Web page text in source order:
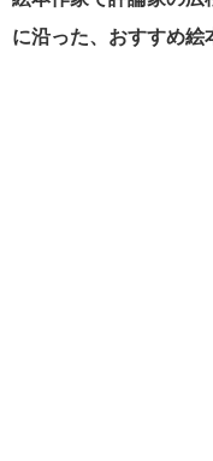
に沿った、おすすめ絵